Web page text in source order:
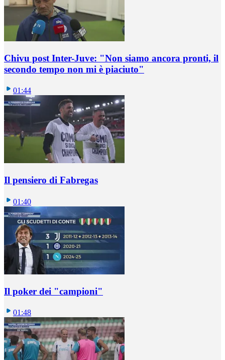
Chivu post Inter-Juve: "Non siamo ancora pronti, il
secondo tempo non mi è piaciuto"
01:44
Il pensiero di Fabregas
01:40
Il poker dei "campioni"
01:48